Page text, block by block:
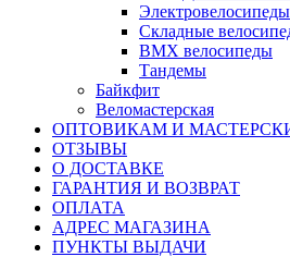
Электровелосипеды
Складные
BMX велосипеды
Тандемы
Байкфит
Веломастерская
ОПТОВИКАМ И
ОТЗЫВЫ
О ДОСТАВКЕ
ГАРАНТИЯ И ВОЗВРАТ
ОПЛАТА
АДРЕС МАГАЗИНА
ПУНКТЫ ВЫДАЧИ